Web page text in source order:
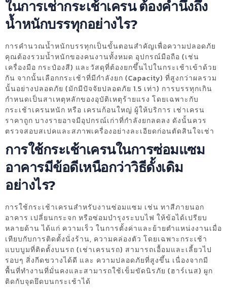
ในการเช่ากระเช้าเครน ต้องคำนึงถึง
น้ำหนักบรรทุกอย่างไร?
การคำนวณน้ำหนักบรรทุกเป็นขั้นตอนสำคัญเพื่อความปลอดภัย
คุณต้องรวมน้ำหนักของคนงานทั้งหมด อุปกรณ์มือถือ (เช่น
เครื่องมือ กระป๋องสี) และวัสดุที่ต้องยกขึ้นไปในกระเช้าเข้าด้วย
กัน จากนั้นเลือกกระเช้าที่มีกำลังยก (Capacity) ที่สูงกว่าผลรวม
นั้นอย่างปลอดภัย (มักมีปัจจัยปลอดภัย 1.5 เท่า) การบรรทุกเกิน
กำหนดเป็นสาเหตุหลักของอุบัติเหตุร้ายแรง โดยเฉพาะกับ
กระเช้าเครนหนัก หรือ เครนก้อนใหญ่ ผู้ให้บริการ เช่าเครน
ราคาถูก บางรายอาจมีอุปกรณ์เก่าที่กำลังยกลดลง ดังนั้นควร
ตรวจสอบสเปคและสภาพเครื่องอย่างละเอียดก่อนตัดสินใจเช่า
การใช้กระเช้าเครนในการซ่อมแซม
อาคารมีข้อดีเหนือกว่าวิธีดั้งเดิม
อย่างไร?
การใช้กระเช้าเครนสำหรับงานซ่อมแซม เช่น ทาสีภายนอก
อาคาร เปลี่ยนกระจก หรือซ่อมบำรุงระบบไฟ ให้ข้อได้เปรียบ
หลายด้าน ได้แก่ ความเร็ว ในการตั้งค่าและย้ายตำแหน่งงานเมื่อ
เทียบกับการติดตั้งนั่งร้าน, ความคล่องตัว โดยเฉพาะกระเช้า
แบบบูมที่ติดตั้งบนรถ (เช่าเครนรถ) สามารถเอื้อมและเลี้ยวไป
รอบๆ สิ่งกีดขวางได้ดี และ ความปลอดภัยที่สูงขึ้น เนื่องจากมี
พื้นที่ทำงานที่มั่นคงและสามารถใช้เข็มขัดนิรภัย (ฮาร์เนส) ผูก
ติดกับจุดยึดบนกระเช้าได้